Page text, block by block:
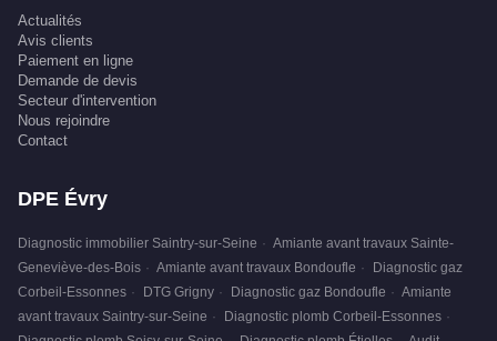
Actualités
Avis clients
Paiement en ligne
Demande de devis
Secteur d'intervention
Nous rejoindre
Contact
DPE Évry
Diagnostic immobilier Saintry-sur-Seine · Amiante avant travaux Sainte-
Geneviève-des-Bois · Amiante avant travaux Bondoufle ·
Diagnostic gaz
Corbeil-Essonnes · DTG Grigny · Diagnostic gaz Bondoufle · Amiante
avant travaux Saintry-sur-Seine · Diagnostic plomb Corbeil-Essonnes ·